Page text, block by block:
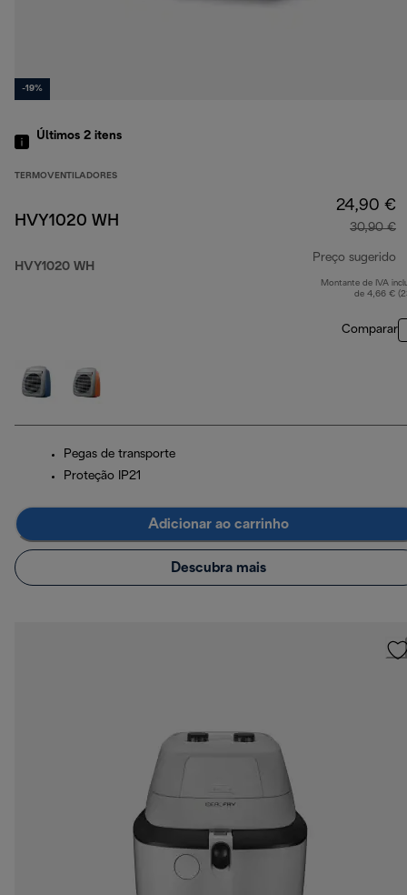
-19%
Últimos 2 itens
TERMOVENTILADORES
HVY1020 WH
HVY1020 WH
24,90 €
30,90 €
Preço sugerido
Montante de IVA
de 4,66 €
Comparar
Pegas de transporte
Proteção IP21
Adicionar ao carrinho
Descubra mais